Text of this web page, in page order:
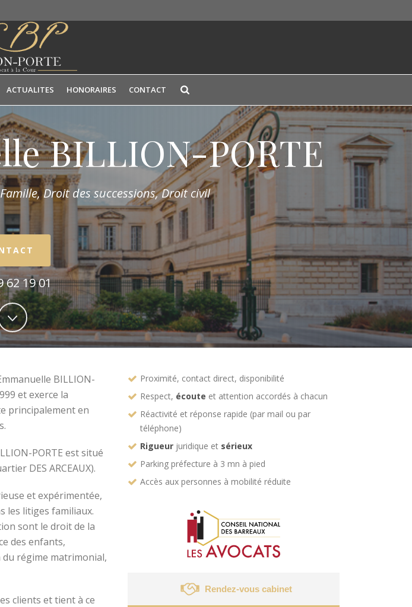
ACTUALITES HONORAIRES CONTACT
BILLION-PORTE
ille,Droit des successions, Droit civil
62 19 01
BILLION-
et exerce la
principalement en
PORTE est situé
DES ARCEAUX).
et expérimentée,
les litiges familiaux.
sont le droit de la
des enfants,
régime matrimonial,
clients et tient à ce
Proximité, contact direct, disponibilité
Respect, écoute et attention accordés à chacun
Réactivité et réponse rapide (par mail ou par
téléphone)
Rigueur juridique et sérieux
Parking préfecture à 3 mn à pied
Accès aux personnes à mobilité réduite
Rendez-vous cabinet